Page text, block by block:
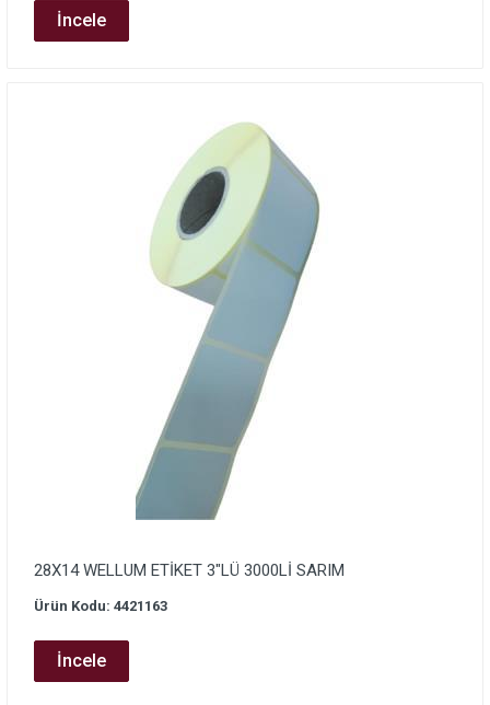
İncele
28X14 WELLUM ETİKET 3″LÜ 3000Lİ SARIM
Ürün Kodu: 4421163
İncele